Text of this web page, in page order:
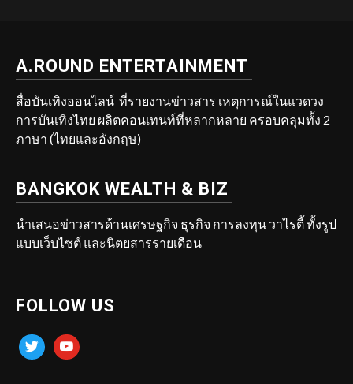
A.ROUND ENTERTAINMENT
สื่อบันเทิงออนไลน์ ที่รายงานข่าวสาร เหตุการณ์ในแวดวง
การบันเทิงไทย ผลิตคอนเทนท์ที่หลากหลาย ครอบคลุมทั้ง 2
ภาษา (ไทยและอังกฤษ)
BANGKOK WEALTH & BIZ
นำเสนอข่าวสารด้านเศรษฐกิจ ธุรกิจ การลงทุน วาไรตี้ ทั้งรูป
แบบเว็บไซต์ และนิตยสารรายเดือน
FOLLOW US
twitter youtube